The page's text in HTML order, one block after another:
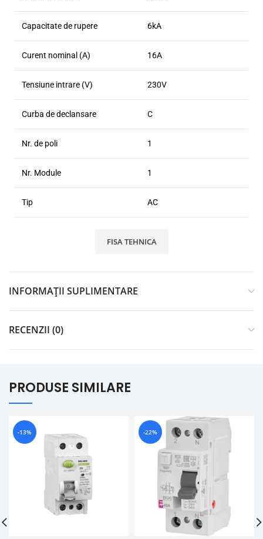
Capacitate de rupere 6kA
Curent nominal (A) 16A
Tensiune intrare (V) 230V
Curba de declansare C
Nr. de poli 1
Nr. Module 1
Tip AC
FISA TEHNICA
INFORMAȚII SUPLIMENTARE
RECENZII (0)
PRODUSE SIMILARE
-13% -22%